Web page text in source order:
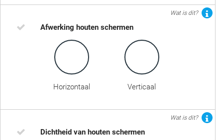
Wat is dit?
Afwerking houten schermen
Horizontaal Verticaal
Wat is dit?
Dichtheid van houten schermen